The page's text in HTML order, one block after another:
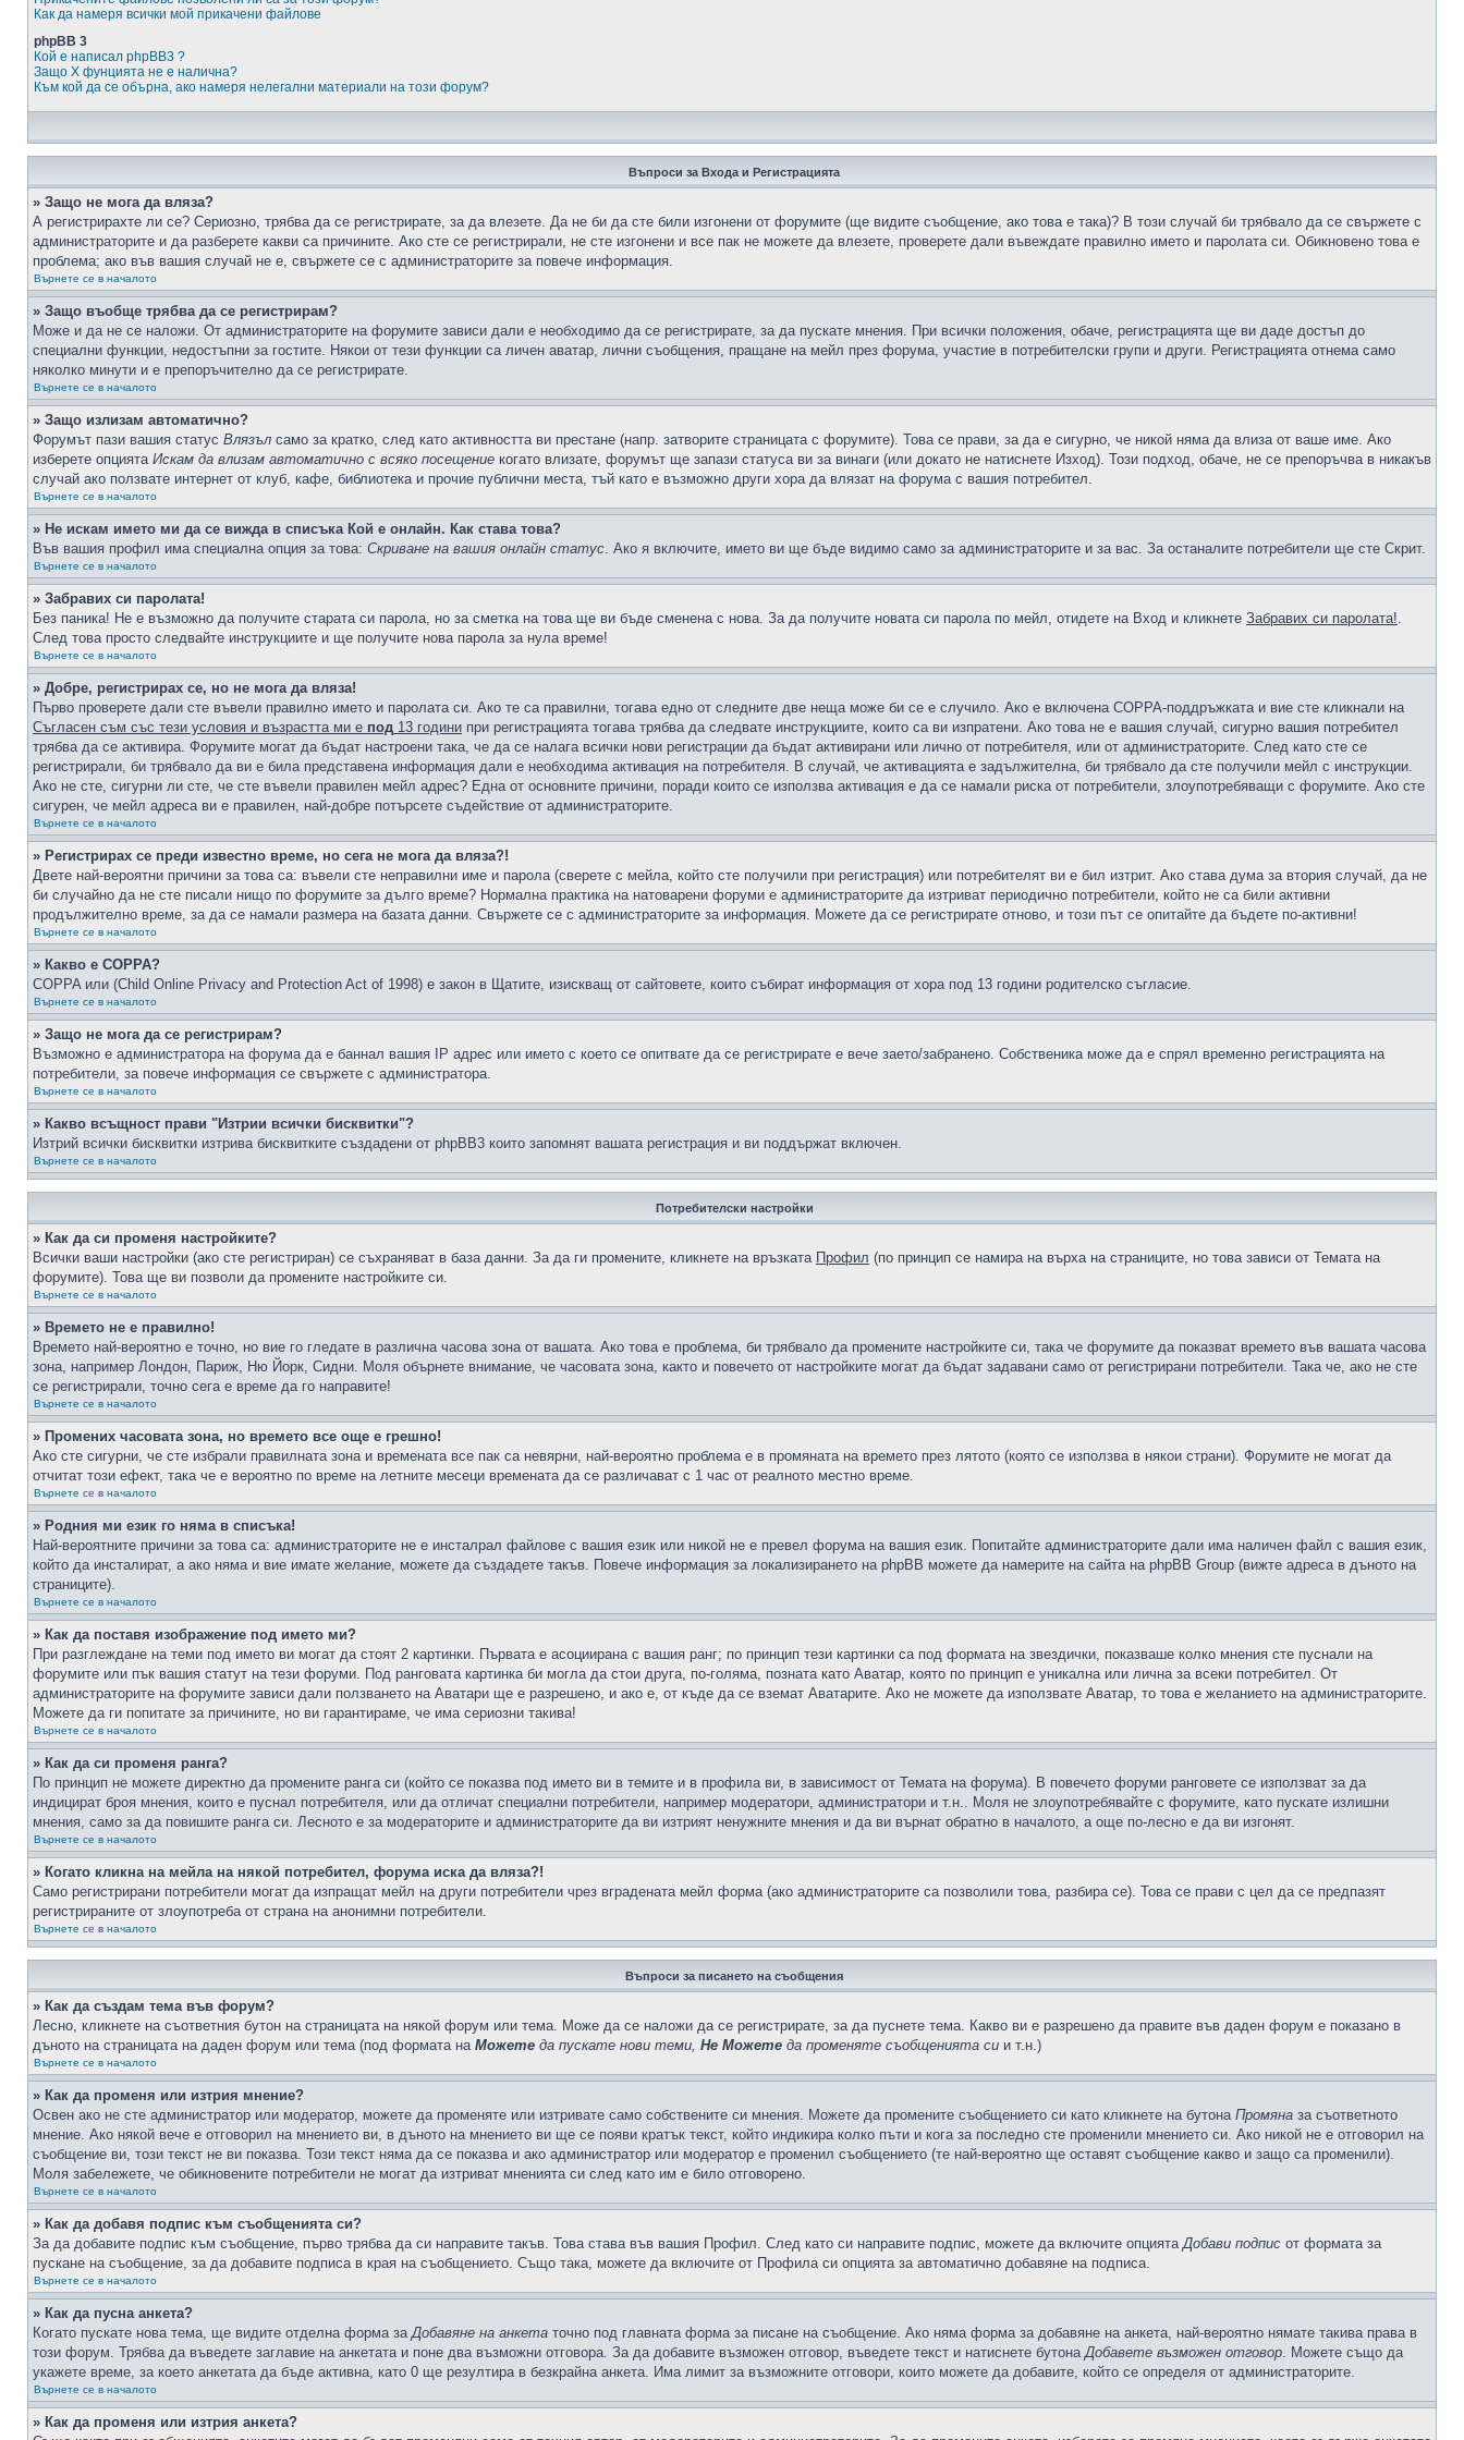
Как да намеря всички мой прикачени файлове
phpBB 3
Кой е написал phpBB3 ?
Защо X фунцията не е налична?
Към кой да се обърна, ако намеря нелегални материали на този форум?
Въпроси за Входа и Регистрацията
» Защо не мога да вляза?
А регистрирахте ли се? Сериозно, трябва да се регистрирате, за да влезете. Да не би да сте били изгонени от форумите (ще видите съобщение, ако това е така)? В този случай би трябвало да се свържете с
администраторите и да разберете какви са причините. Ако сте се регистрирали, не сте изгонени и все пак не можете да влезете, проверете дали въвеждате правилно името и паролата си. Обикновено това е
проблема; ако във вашия случай не е, свържете се с администраторите за повече информация.
Върнете се в началото
» Защо въобще трябва да се регистрирам?
Може и да не се наложи. От администраторите на форумите зависи дали е необходимо да се регистрирате, за да пускате мнения. При всички положения, обаче, регистрацията ще ви даде достъп до
специални функции, недостъпни за гостите. Някои от тези функции са личен аватар, лични съобщения, пращане на мейл през форума, участие в потребителски групи и други. Регистрацията отнема само
няколко минути и е препоръчително да се регистрирате.
Върнете се в началото
» Защо излизам автоматично?
Форумът пази вашия статус Влязъл само за кратко, след като активността ви престане (напр. затворите страницата с форумите). Това се прави, за да е сигурно, че никой няма да влиза от ваше име. Ако
изберете опцията Искам да влизам автоматично с всяко посещение когато влизате, форумът ще запази статуса ви за винаги (или докато не натиснете Изход). Този подход, обаче, не се препоръчва в никакъв
случай ако ползвате интернет от клуб, кафе, библиотека и прочие публични места, тъй като е възможно други хора да влязат на форума с вашия потребител.
Върнете се в началото
» Не искам името ми да се вижда в списъка Кой е онлайн. Как става това?
Във вашия профил има специална опция за това: Скриване на вашия онлайн статус. Ако я включите, името ви ще бъде видимо само за администраторите и за вас. За останалите потребители ще сте Скрит.
Върнете се в началото
» Забравих си паролата!
Без паника! Не е възможно да получите старата си парола, но за сметка на това ще ви бъде сменена с нова. За да получите новата си парола по мейл, отидете на Вход и кликнете Забравих си паролата!.
След това просто следвайте инструкциите и ще получите нова парола за нула време!
Върнете се в началото
» Добре, регистрирах се, но не мога да вляза!
Първо проверете дали сте въвели правилно името и паролата си. Ако те са правилни, тогава едно от следните две неща може би се е случило. Ако е включена COPPA-поддръжката и вие сте кликнали на
Съгласен съм със тези условия и възрастта ми е под 13 години при регистрацията тогава трябва да следвате инструкциите, които са ви изпратени. Ако това не е вашия случай, сигурно вашия потребител
трябва да се активира. Форумите могат да бъдат настроени така, че да се налага всички нови регистрации да бъдат активирани или лично от потребителя, или от администраторите. След като сте се
регистрирали, би трябвало да ви е била представена информация дали е необходима активация на потребителя. В случай, че активацията е задължителна, би трябвало да сте получили мейл с инструкции.
Ако не сте, сигурни ли сте, че сте въвели правилен мейл адрес? Една от основните причини, поради които се използва активация е да се намали риска от потребители, злоупотребяващи с форумите. Ако сте
сигурен, че мейл адреса ви е правилен, най-добре потърсете съдействие от администраторите.
Върнете се в началото
» Регистрирах се преди известно време, но сега не мога да вляза?!
Двете най-вероятни причини за това са: въвели сте неправилни име и парола (сверете с мейла, който сте получили при регистрация) или потребителят ви е бил изтрит. Ако става дума за втория случай, да не
би случайно да не сте писали нищо по форумите за дълго време? Нормална практика на натоварени форуми е администраторите да изтриват периодично потребители, който не са били активни
продължително време, за да се намали размера на базата данни. Свържете се с администраторите за информация. Можете да се регистрирате отново, и този път се опитайте да бъдете по-активни!
Върнете се в началото
» Какво е COPPA?
COPPA или (Child Online Privacy and Protection Act of 1998) е закон в Щатите, изискващ от сайтовете, които събират информация от хора под 13 години родителско съгласие.
Върнете се в началото
» Защо не мога да се регистрирам?
Възможно е администратора на форума да е баннал вашия IP адрес или името с което се опитвате да се регистрирате е вече заето/забранено. Собственика може да е спрял временно регистрацията на
потребители, за повече информация се свържете с администратора.
Върнете се в началото
» Какво всъщност прави "Изтрии всички бисквитки"?
Изтрий всички бисквитки изтрива бисквитките създадени от phpBB3 които запомнят вашата регистрация и ви поддържат включен.
Върнете се в началото
Потребителски настройки
» Как да си променя настройките?
Всички ваши настройки (ако сте регистриран) се съхраняват в база данни. За да ги промените, кликнете на връзката Профил (по принцип се намира на върха на страниците, но това зависи от Темата на
форумите). Това ще ви позволи да промените настройките си.
Върнете се в началото
» Времето не е правилно!
Времето най-вероятно е точно, но вие го гледате в различна часова зона от вашата. Ако това е проблема, би трябвало да промените настройките си, така че форумите да показват времето във вашата часова
зона, например Лондон, Париж, Ню Йорк, Сидни. Моля обърнете внимание, че часовата зона, както и повечето от настройките могат да бъдат задавани само от регистрирани потребители. Така че, ако не сте
се регистрирали, точно сега е време да го направите!
Върнете се в началото
» Промених часовата зона, но времето все още е грешно!
Ако сте сигурни, че сте избрали правилната зона и времената все пак са невярни, най-вероятно проблема е в промяната на времето през лятото (която се използва в някои страни). Форумите не могат да
отчитат този ефект, така че е вероятно по време на летните месеци времената да се различават с 1 час от реалното местно време.
Върнете се в началото
» Родния ми език го няма в списъка!
Най-вероятните причини за това са: администраторите не е инсталрал файлове с вашия език или никой не е превел форума на вашия език. Попитайте администраторите дали има наличен файл с вашия език,
който да инсталират, а ако няма и вие имате желание, можете да създадете такъв. Повече информация за локализирането на phpBB можете да намерите на сайта на phpBB Group (вижте адреса в дъното на
страниците).
Върнете се в началото
» Как да поставя изображение под името ми?
При разглеждане на теми под името ви могат да стоят 2 картинки. Първата е асоциирана с вашия ранг; по принцип тези картинки са под формата на звездички, показваше колко мнения сте пуснали на
форумите или пък вашия статут на тези форуми. Под ранговата картинка би могла да стои друга, по-голяма, позната като Аватар, която по принцип е уникална или лична за всеки потребител. От
администраторите на форумите зависи дали ползването на Аватари ще е разрешено, и ако е, от къде да се вземат Аватарите. Ако не можете да използвате Аватар, то това е желанието на администраторите.
Можете да ги попитате за причините, но ви гарантираме, че има сериозни такива!
Върнете се в началото
» Как да си променя ранга?
По принцип не можете директно да промените ранга си (който се показва под името ви в темите и в профила ви, в зависимост от Темата на форума). В повечето форуми ранговете се използват за да
индицират броя мнения, които е пуснал потребителя, или да отличат специални потребители, например модератори, администратори и т.н.. Моля не злоупотребявайте с форумите, като пускате излишни
мнения, само за да повишите ранга си. Лесното е за модераторите и администраторите да ви изтрият ненужните мнения и да ви върнат обратно в началото, а още по-лесно е да ви изгонят.
Върнете се в началото
» Когато кликна на мейла на някой потребител, форума иска да вляза?!
Само регистрирани потребители могат да изпращат мейл на други потребители чрез вградената мейл форма (ако администраторите са позволили това, разбира се). Това се прави с цел да се предпазят
регистрираните от злоупотреба от страна на анонимни потребители.
Върнете се в началото
Въпроси за писането на съобщения
» Как да създам тема във форум?
Лесно, кликнете на съответния бутон на страницата на някой форум или тема. Може да се наложи да се регистрирате, за да пуснете тема. Какво ви е разрешено да правите във даден форум е показано в
дъното на страницата на даден форум или тема (под формата на Можете да пускате нови теми, Не Можете да променяте съобщенията си и т.н.)
Върнете се в началото
» Как да променя или изтрия мнение?
Освен ако не сте администратор или модератор, можете да променяте или изтривате само собствените си мнения. Можете да промените съобщението си като кликнете на бутона Промяна за съответното
мнение. Ако някой вече е отговорил на мнението ви, в дъното на мнението ви ще се появи кратък текст, който индикира колко пъти и кога за последно сте променили мнението си. Ако никой не е отговорил на
съобщение ви, този текст не ви показва. Този текст няма да се показва и ако администратор или модератор е променил съобщението (те най-вероятно ще оставят съобщение какво и защо са променили).
Моля забележете, че обикновените потребители не могат да изтриват мненията си след като им е било отговорено.
Върнете се в началото
» Как да добавя подпис към съобщенията си?
За да добавите подпис към съобщение, първо трябва да си направите такъв. Това става във вашия Профил. След като си направите подпис, можете да включите опциятаДобави подпис от формата за
пускане на съобщение, за да добавите подписа в края на съобщението. Също така, можете да включите от Профила си опцията за автоматично добавяне на подписа.
Върнете се в началото
» Как да пусна анкета?
Когато пускате нова тема, ще видите отделна форма заДобавяне на анкета точно под главната форма за писане на съобщение. Ако няма форма за добавяне на анкета, най-вероятно нямате такива права в
този форум. Трябва да въведете заглавие на анкетата и поне два възможни отговора. За да добавите възможен отговор, въведете текст и натиснете бутонаДобавете възможен отговор. Можете също да
укажете време, за което анкетата да бъде активна, като 0 ще резултира в безкрайна анкета. Има лимит за възможните отговори, които можете да добавите, който се определя от администраторите.
Върнете се в началото
» Как да променя или изтрия анкета?